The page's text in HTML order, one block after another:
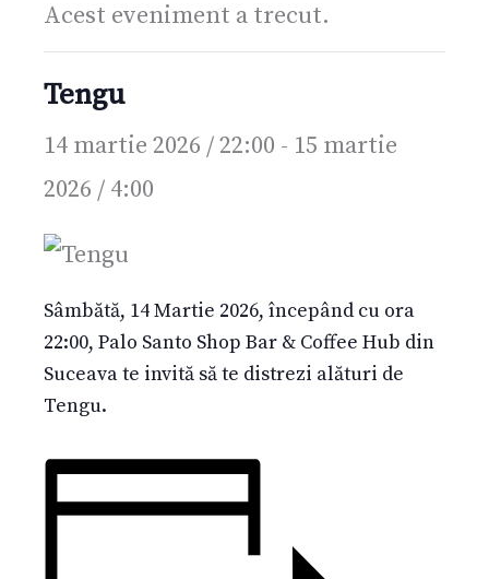
Acest eveniment a trecut.
Tengu
14 martie 2026 / 22:00 - 15 martie
2026 / 4:00
Sâmbătă, 14 Martie 2026, începând cu ora
22:00, Palo Santo Shop Bar & Coffee Hub din
Suceava te invită să te distrezi alături de
Tengu.